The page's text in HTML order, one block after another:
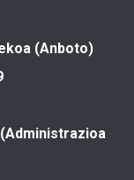
(Anboto)
(Administrazioa